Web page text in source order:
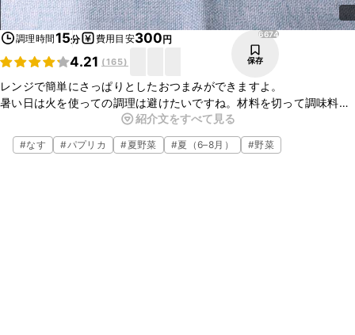
調理時間15分 費用目安300円
4.21 (165)
6674
保存
レンジで簡単にさっぱりとしたおつまみができますよ。
暑い日は火を使っての調理は避けたいですね。材料を切って調味料を
お夕飯のあともう一品にもオススメです。
粗熱がとれた後に、冷蔵庫で冷やしてもおいしいですよ。
紹介文をすべて見る
#なす #パプリカ #夏野菜 #夏（6–8月） #野菜